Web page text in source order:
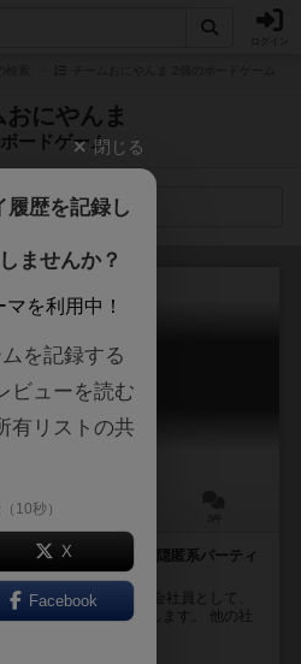
にやんま
ードゲーム
索メニュー
人労
Jinrou
不要！脱落なし！正体隠匿系パーティ
イヤーはとある企業の会社員として、
プロジェクトに参加します。 他の社
閉じる
履歴を記録し
ませんか？
を利用中！
を記録する
ビューを読む
有リストの共
10秒）
X
Facebook